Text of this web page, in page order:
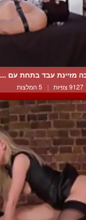
מזיינת עבד בתחת עם ...
9127 צפיות | 5 המלצות